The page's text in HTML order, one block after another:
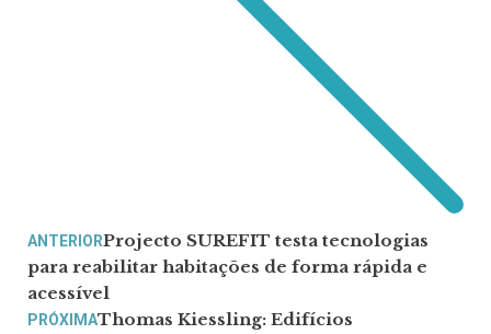
ANTERIORProjecto SUREFIT testa tecnologias
para reabilitar habitações de forma rápida e
acessível
PRÓXIMAThomas Kiessling: Edifícios